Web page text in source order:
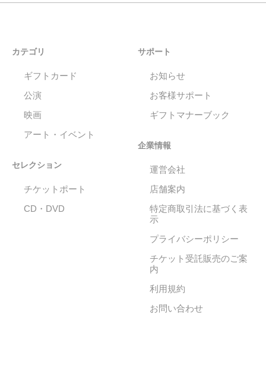
カテゴリ
ギフトカード
公演
映画
アート・イベント
セレクション
チケットポート
CD・DVD
サポート
お知らせ
お客様サポート
ギフトマナーブック
企業情報
運営会社
店舗案内
特定商取引法に基づく表
示
プライバシーポリシー
チケット受託販売のご案
内
利用規約
お問い合わせ